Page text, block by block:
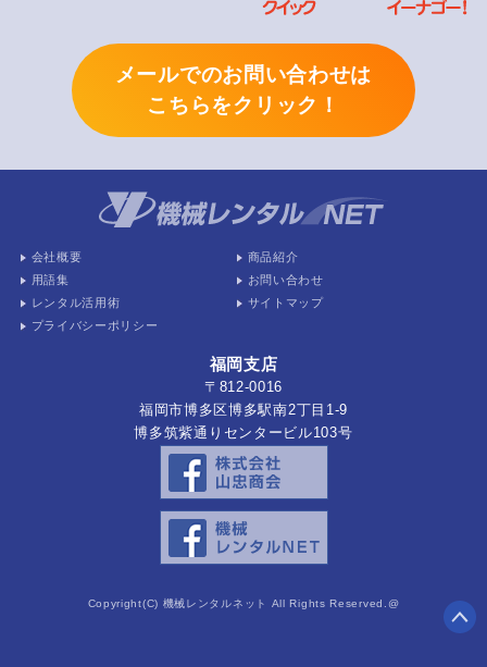
メールでのお問い合わせは
こちらをクリック！
会社概要
商品紹介
用語集
お問い合わせ
レンタル活用術
サイトマップ
プライバシーポリシー
福岡支店
〒812-0016
福岡市博多区博多駅南2丁目1-9
博多筑紫通りセンタービル103号
Copyright(C) 機械レンタルネット All Rights Reserved.@